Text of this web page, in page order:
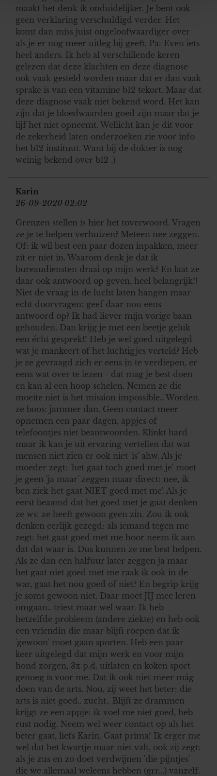
personaliseren, om functies voor social media te bieden
en om ons websiteverkeer te analyseren. Ook delen we
informatie over uw gebruik van onze site met onze
partners voor social media, adverteren en analyse. Deze
partners kunnen deze gegevens combineren met andere
informatie die u aan ze heeft verstrekt of die ze hebben
verzameld op basis van uw gebruik van hun services. U
gaat akkoord met onze cookies als u onze website blijft
gebruiken.
maakt het denk ik onduidelijker. Je bent ook
geen verklaring verschuldigd verder. Het
komt dan miss juist ongeloofwaardiger over
als je er nog meer uitleg bij geeft. Pa: Even iets
heel anders. Ik heb al verschillende keren
gelezen dat deze klachten en deze diagnose
ook vaak gesteld worden maar dat er dan vaak
sprake is van een vitamine b12 tekort. Maar dat
deze diagnose vaak niet bekend word. Het kan
zijn dat je bloedwaarden goed zijn maar dat je
lijf het niet opneemt. Wellicht kan je dit voor
de zekerheid laten onderzoeken zie voor info
het b12 instituut. Want bij de dokter is nog
weinig bekend over b12 .)
Karin
26-09-2020 02:02
Grenzen stellen is hier het toverwoord. Vragen
ze je te helpen verhuizen? Meteen nee zeggen.
Of: ik wil best een paar dozen inpakken, meer
zit er niet in. Waarom denk je dat ik
bureaudiensten draai op mijn werk? En laat ze
daar ook antwoord op geven, heel belangrijk!!
Niet de vraag in de lucht laten hangen maar
echt doorvragen: geef daar nou eens
antwoord op? Ik had liever mijn vorige baan
gehouden. Dan krijg je met een beetje geluk
een écht gesprek!! Heb je wel goed uitgelegd
wat je mankeert of het luchtigjes verteld? Heb
je ze gevraagd zich er eens in te verdiepen, er
eens wat over te lezen - dat mag je best doen
en kan al een hoop schelen. Nemen ze die
moeite niet is het mission impossible.. Worden
ze boos: jammer dan. Geen contact meer
opnemen een paar dagen, appjes of
telefoontjes niet beantwoorden. Klinkt hard
maar ik kan je uit ervaring vertellen dat wat
mensen niet zien er ook niet 'is' ahw. Als je
moeder zegt: 'het gaat toch goed met je' moet
je geen 'ja maar' zeggen maar direct: nee, ik
ben ziek het gaat NIET goed met me'. Als je
eerst beaamd dat het goed met je gaat denken
ze ws: ze heeft gewoon geen zin. Zou ik ook
denken eerlijk gezegd: als iemand tegen me
zegt: het gaat goed met me hoor neem ik aan
dat dat waar is. Dus kunnen ze me best helpen.
Als ze dan een halfuur later zeggen ja maar
het gaat niet goed met me raak ik ook in de
war, gaat het nou goed of niet? En begrip krijg
je soms gewoon niet. Daar moet JIJ mee leren
omgaan.. triest maar wel waar. Ik heb
hetzelfde probleem (andere ziekte) en heb ook
een vriendin die maar blijft roepen dat ik
'gewoon' moet gaan sporten. Heb een paar
keer uitgelegd dat mijn werk en voor mijn
hond zorgen, 3x p.d. uitlaten en koken sport
genoeg is voor me. Dat ik ook niet meer mág
doen van de arts. Nou, zij weet het beter: die
arts is niet goed.. zucht.. Blijft ze drammen
krijgt ze een appje: ik voel me niet goed, heb
rust nodig. Neem wel weer contact op als het
beter gaat, liefs Karin. Gaat prima! Ik erger me
wel dat het kwartje maar niet valt, ook zij zegt:
als je zus en zo doet verdwijnen 'die pijntjes'
die we allemaal weleens hebben (grr...) vanzelf.